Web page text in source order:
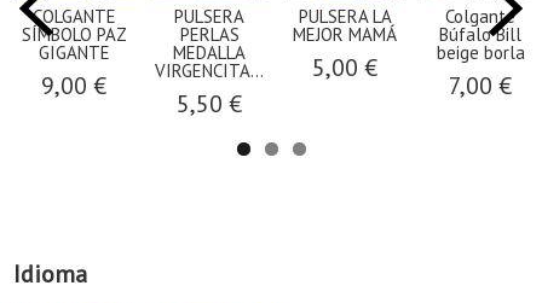
Idioma
COLGANTE
SÍMBOLO PAZ
GIGANTE
9,00 €
PULSERA
PERLAS
MEDALLA
VIRGENCITA...
5,50 €
PULSERA LA
MEJOR MAMÁ
5,00 €
Colgante
Búfalo Bill
beige borla
7,00 €